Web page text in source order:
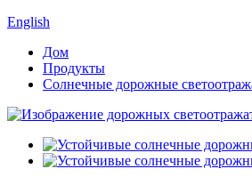
English
Дом
Продукты
Солнечные дорожные